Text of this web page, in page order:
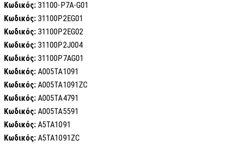
Κωδικός: 31100-P7A-G01
Κωδικός: 31100P2EG01
Κωδικός: 31100P2EG02
Κωδικός: 31100P2J004
Κωδικός: 31100P7AG01
Κωδικός: A005TA1091
Κωδικός: A005TA1091ZC
Κωδικός: A005TA4791
Κωδικός: A005TA5591
Κωδικός: A5TA1091
Κωδικός: A5TA1091ZC